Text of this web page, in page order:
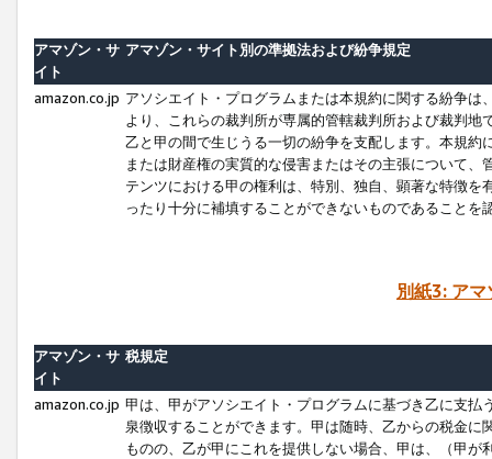
アマゾン・サ
イト
アマゾン・サイト別の準拠法および紛争規定
amazon.co.jp アソシエイト・プログラムまたは本規約に関する紛争
より、これらの裁判所が専属的管轄裁判所および裁判
乙と甲の間で生じうる一切の紛争を支配します。本規
または財産権の実質的な侵害またはその主張について
テンツにおける甲の権利は、特別、独自、顕著な特徴
ったり十分に補填することができないものであることを
別紙3: ア
アマゾン・サ
イト
税規定
amazon.co.jp 甲は、甲がアソシエイト・プログラムに基づき乙に支
泉徴収することができます。甲は随時、乙からの税金
ものの、乙が甲にこれを提供しない場合、甲は、（甲